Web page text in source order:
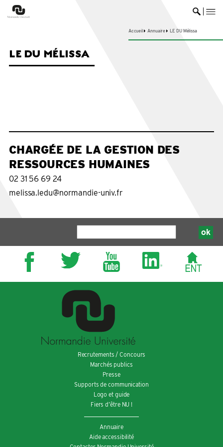
Accueil Annuaire LE DU Mélissa
LE DU MÉLISSA
CHARGÉE DE LA GESTION DES
RESSOURCES HUMAINES
02 31 56 69 24
melissa.ledu@normandie-univ.fr
Recrutements / Concours
Marchés publics
Presse
Supports de communication
Logo et guide
Fiers d’être NU !
Annuaire
Aide accessibilité